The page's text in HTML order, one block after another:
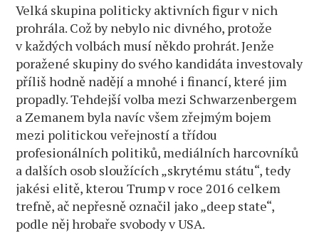
Velká skupina politicky aktivních figur v nich
prohrála. Což by nebylo nic divného, protože
v každých volbách musí někdo prohrát. Jenže
poražené skupiny do svého kandidáta investovaly
příliš hodně nadějí a mnohé i financí, které jim
propadly. Tehdejší volba mezi Schwarzenbergem
a Zemanem byla navíc všem zřejmým bojem
mezi politickou veřejností a třídou
profesionálních politiků, mediálních harcovníků
a dalších osob sloužících „skrytému státu“, tedy
jakési elitě, kterou Trump v roce 2016 celkem
trefně, ač nepřesně označil jako „deep state“,
podle něj hrobaře svobody v USA.